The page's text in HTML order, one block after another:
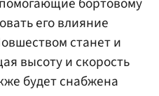
его влияние
станет и
высоту и скорость
будет снабжена